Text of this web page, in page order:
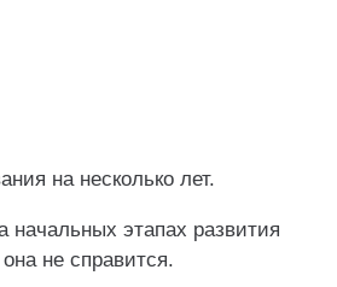
на несколько лет.
этапах развития
не справится.